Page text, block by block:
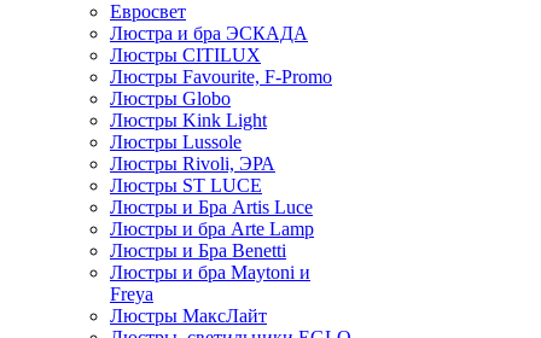
Евросвет
Люстра и бра ЭСКАДА
Люстры CITILUX
Люстры Favourite, F-Promo
Люстры Globo
Люстры Kink Light
Люстры Lussole
Люстры Rivoli, ЭРА
Люстры ST LUCE
Люстры и Бра Artis Luce
Люстры и бра Arte Lamp
Люстры и Бра Benetti
Люстры и бра Maytoni и
Freya
Люстры МаксЛайт